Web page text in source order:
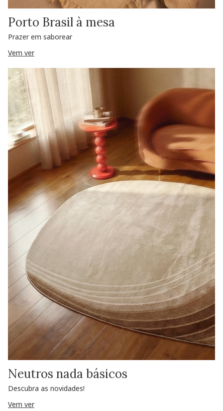
Porto Brasil à mesa
Prazer em saborear
Vem ver
Neutros nada básicos
Descubra as novidades!
Vem ver